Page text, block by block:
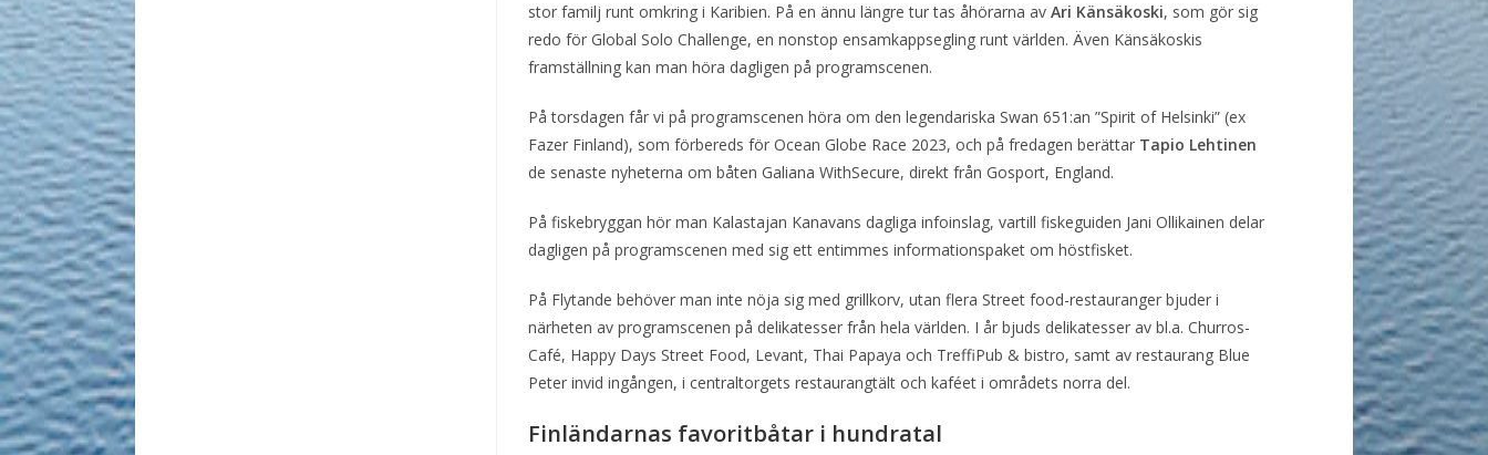
stor familj runt omkring i Karibien. På en ännu längre tur tas åhörarna av Ari Känsäkoski, som gör sig
redo för Global Solo Challenge, en nonstop ensamkappsegling runt världen. Även Känsäkoskis
framställning kan man höra dagligen på programscenen.
På torsdagen får vi på programscenen höra om den legendariska Swan 651:an ”Spirit of Helsinki” (ex
Fazer Finland), som förbereds för Ocean Globe Race 2023, och på fredagen berättar Tapio Lehtinen
de senaste nyheterna om båten Galiana WithSecure, direkt från Gosport, England.
På fiskebryggan hör man Kalastajan Kanavans dagliga infoinslag, vartill fiskeguiden Jani Ollikainen delar
dagligen på programscenen med sig ett entimmes informationspaket om höstfisket.
På Flytande behöver man inte nöja sig med grillkorv, utan flera Street food-restauranger bjuder i
närheten av programscenen på delikatesser från hela världen. I år bjuds delikatesser av bl.a. Churros-
Café, Happy Days Street Food, Levant, Thai Papaya och TreffiPub & bistro, samt av restaurang Blue
Peter invid ingången, i centraltorgets restaurangtält och kaféet i områdets norra del.
Finländarnas favoritbåtar i hundratal